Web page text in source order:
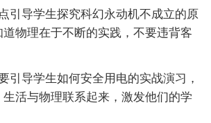
引导学生探究科幻永动机不成立的原
物理在于不断的实践，不要违背客
引导学生如何安全用电的实战演习，
活与物理联系起来，激发他们的学